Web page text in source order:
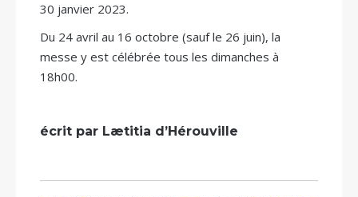
30 janvier 2023.
Du 24 avril au 16 octobre (sauf le 26 juin), la
messe y est célébrée tous les dimanches à
18h00.
écrit par Lætitia d’Hérouville